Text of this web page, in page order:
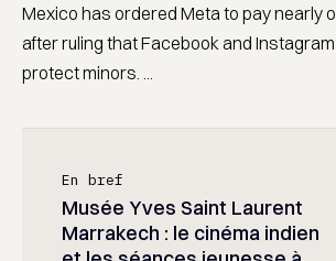
Mexico has ordered Meta to pay nearly
after ruling that Facebook and
protect minors. ...
En bref
Musée Yves Saint Laurent
Marrakech : le cinéma indien